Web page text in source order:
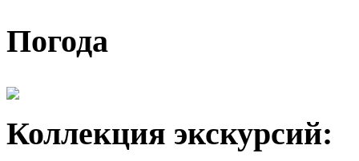
Погода
Коллекция экскурсий: